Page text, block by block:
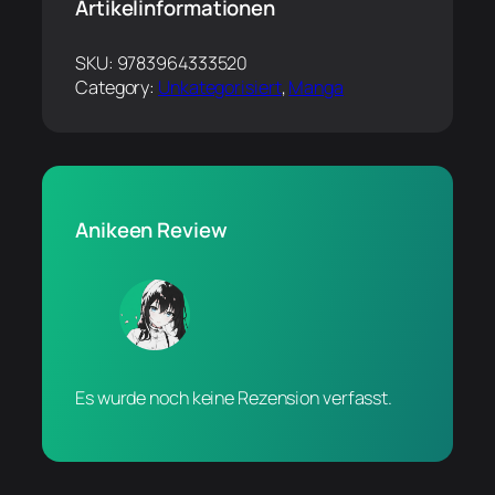
Artikelinformationen
SKU: 9783964333520
Category: Unkategorisiert, Manga
Anikeen Review
Es wurde noch keine Rezension verfasst.